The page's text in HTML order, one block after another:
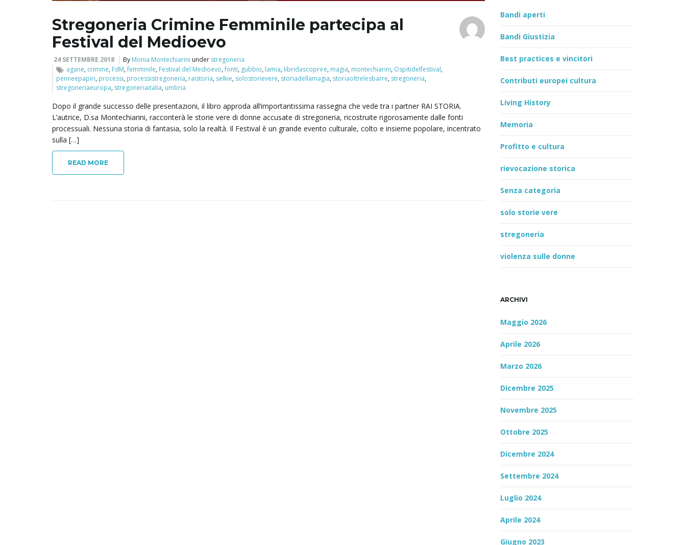
Stregoneria Crimine Femminile partecipa al
Festival del Medioevo
24 SETTEMBRE 2018 By Monia Montechiarini under stregoneria
agane, crimine, FdM,femminile, Festival del Medioevo,fonti, gubbio, lamia, libridascoprire, magia, montechiarini, Ospitidelfestival,
penneepapiri, processi, processistregoneria, raistoria, selkie, solostorievere, storiadellamagia, storiaoltrelesbarre, stregoneria,
stregoneriaeuropa, stregoneriaitalia, umbria
Dopo il grande successo delle presentazioni, il libro approda all’importantissima rassegna che vede tra i partner RAI STORIA.
L’autrice, D.sa Montechiarini, racconterà le storie vere di donne accusate di stregoneria, ricostruite rigorosamente dalle fonti
processuali. Nessuna storia di fantasia, solo la realtà. Il Festival è un grande evento culturale, colto e insieme popolare, incentrato
sulla […]
READ MORE
Bandi aperti
Bandi Giustizia
Best practices e vincitori
Contributi europei cultura
Living History
Memoria
Profitto e cultura
rievocazione storica
Senza categoria
solo storie vere
stregoneria
violenza sulle donne
ARCHIVI
Maggio 2026
Aprile 2026
Marzo 2026
Dicembre 2025
Novembre 2025
Ottobre 2025
Dicembre 2024
Settembre 2024
Luglio 2024
Aprile 2024
Giugno 2023